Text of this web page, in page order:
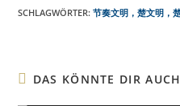
SCHLAGWÖRTER:节奏文明，楚文明，
DAS KÖNNTE DIR